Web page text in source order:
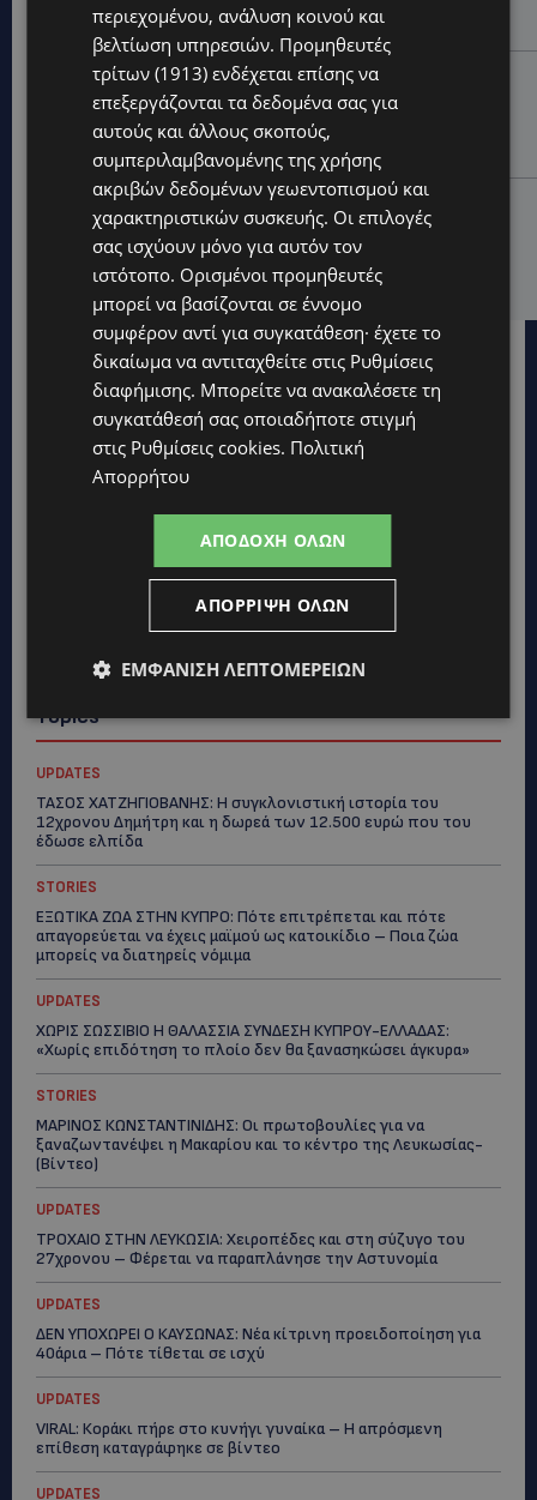
ξανασηκώσει άγκυρα»
STORIES
ΜΑΡΙΝΟΣ ΚΩΝΣΤΑΝΤΙΝΙΔΗΣ: Οι πρωτοβουλίες για να
ξαναζωντανέψει η Μακαρίου και το κέντρο της
Λευκωσίας-(Βίντεο)
UPDATES
ΤΡΟΧΑΙΟ ΣΤΗΝ ΛΕΥΚΩΣΙΑ: Χειροπέδες και στη σύζυγο
του 27χρονου – Φέρεται να παραπλάνησε την
Αστυνομία
Topics
UPDATES
ΤΑΣΟΣ ΧΑΤΖΗΓΙΟΒΑΝΗΣ: Η συγκλονιστική ιστορία του
12χρονου Δημήτρη και η δωρεά των 12.500 ευρώ που του
έδωσε ελπίδα
STORIES
ΕΞΩΤΙΚΑ ΖΩΑ ΣΤΗΝ ΚΥΠΡΟ: Πότε επιτρέπεται και πότε
απαγορεύεται να έχεις μαϊμού ως κατοικίδιο – Ποια ζώα
μπορείς να διατηρείς νόμιμα
UPDATES
ΧΩΡΙΣ ΣΩΣΣΙΒΙΟ Η ΘΑΛΑΣΣΙΑ ΣΥΝΔΕΣΗ ΚΥΠΡΟΥ-ΕΛΛΑΔΑΣ:
«Χωρίς επιδότηση το πλοίο δεν θα ξανασηκώσει άγκυρα»
STORIES
ΜΑΡΙΝΟΣ ΚΩΝΣΤΑΝΤΙΝΙΔΗΣ: Οι πρωτοβουλίες για να
ξαναζωντανέψει η Μακαρίου και το κέντρο της Λευκωσίας-
(Βίντεο)
UPDATES
ΤΡΟΧΑΙΟ ΣΤΗΝ ΛΕΥΚΩΣΙΑ: Χειροπέδες και στη σύζυγο του
27χρονου – Φέρεται να παραπλάνησε την Αστυνομία
UPDATES
ΔΕΝ ΥΠΟΧΩΡΕΙ Ο ΚΑΥΣΩΝΑΣ: Νέα κίτρινη προειδοποίηση για
40άρια – Πότε τίθεται σε ισχύ
UPDATES
VIRAL: Κοράκι πήρε στο κυνήγι γυναίκα – Η απρόσμενη
επίθεση καταγράφηκε σε βίντεο
UPDATES
περιεχομένου, ανάλυση κοινού και
βελτίωση υπηρεσιών. Προμηθευτές
τρίτων (1913) ενδέχεται επίσης να
επεξεργάζονται τα δεδομένα σας για
αυτούς και άλλους σκοπούς,
συμπεριλαμβανομένης της χρήσης
ακριβών δεδομένων γεωεντοπισμού και
χαρακτηριστικών συσκευής. Οι επιλογές
σας ισχύουν μόνο για αυτόν τον
ιστότοπο. Ορισμένοι προμηθευτές
μπορεί να βασίζονται σε έννομο
συμφέρον αντί για συγκατάθεση· έχετε το
δικαίωμα να αντιταχθείτε στις Ρυθμίσεις
διαφήμισης. Μπορείτε να ανακαλέσετε τη
συγκατάθεσή σας οποιαδήποτε στιγμή
στις Ρυθμίσεις cookies. Πολιτική
Απορρήτου
ΑΠΟΔΟΧΉ ΌΛΩΝ
ΑΠΌΡΡΙΨΗ ΌΛΩΝ
ΕΜΦΆΝΙΣΗ ΛΕΠΤΟΜΕΡΕΙΏΝ